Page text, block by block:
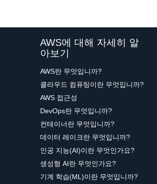
AWS에 대해 자세히 알
아보기
AWS란 무엇입니까?
클라우드 컴퓨팅이란 무엇입니까?
AWS 접근성
DevOps란 무엇입니까?
컨테이너란 무엇입니까?
데이터 레이크란 무엇입니까?
인공 지능(AI)이란 무엇인가요?
생성형 AI란 무엇인가요?
기계 학습(ML)이란 무엇입니까?